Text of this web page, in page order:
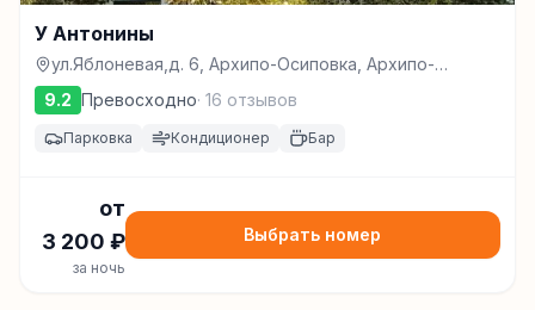
У Антонины
ул.Яблоневая,д. 6, Архипо-Осиповка, Архипо-
Осиповка
9.2 Превосходно· 16 отзывов
Парковка Кондиционер Бар
от
3 200 ₽
за ночь
Выбрать номер